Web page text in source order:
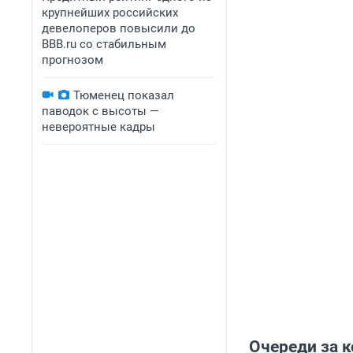
крупнейших российских
девелоперов повысили до
BBB.ru со стабильным
прогнозом
Тюменец показал
паводок с высоты —
невероятные кадры
Очереди за